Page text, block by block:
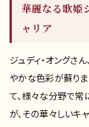
華麗なる歌姫
ャリア
ジュディ・オングさ
やかな色彩が蘇りま
て、様々な分野で常
が、その華々しいキ